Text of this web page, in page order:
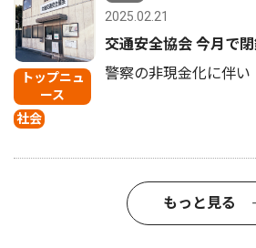
トップニュ
ース
社会
2025.02.21
交通安全協会 今月で
警察の非現金化に伴い
もっと見る